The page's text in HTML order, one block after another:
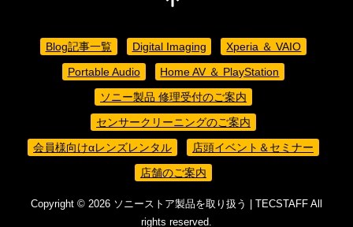
Blog記事一覧 Digital Imaging
Xperia ＆ VAIO
Portable Audio
Home AV ＆ PlayStation
ソニー製品 修理受付のご案内
センサークリーニングのご案内
会員様向けαレンズレンタル
店頭イベント＆セミナー
店舗のご案内
Copyright © 2026 ソニーストア製品を取り扱う | TECSTAFF All
rights reserved.